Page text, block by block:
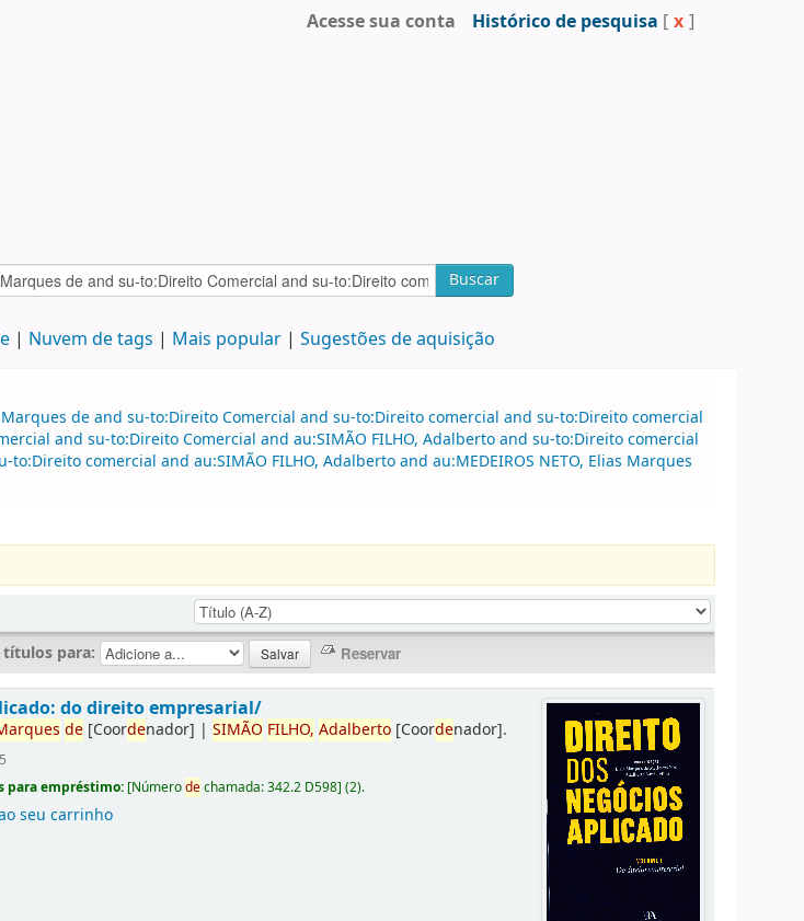
Acesse sua conta Histórico de pesquisa [ x ]
Buscar
Nuvem de tags Mais popular Sugestões de aquisição
de and su-to:Direito Comercial and su-to:Direito comercial and su-to:Direito comercial
and su-to:Direito Comercial and au:SIMÃO FILHO, Adalberto and su-to:Direito comercial
comercial and au:SIMÃO FILHO, Adalberto and au:MEDEIROS NETO, Elias Marques
títulos para:
do direito empresarial/
de [Coordenador] |SIMÃO FILHO, Adalberto [Coordenador].
para empréstimo: [Númerodechamada:342.2 D598](2).
seu carrinho